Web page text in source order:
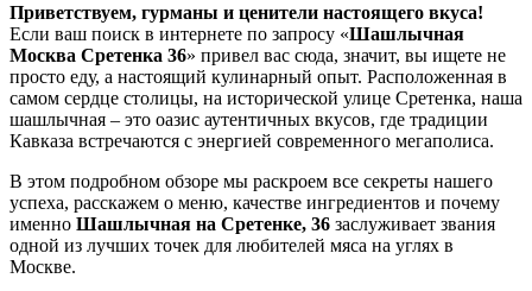
Приветствуем, гурманы и ценители настоящего вкуса!
Если ваш поиск в интернете по запросу «Шашлычная
Москва Сретенка 36» привел вас сюда, значит, вы ищете не
просто еду, а настоящий кулинарный опыт. Расположенная в
самом сердце столицы, на исторической улице Сретенка, наша
шашлычная – это оазис аутентичных вкусов, где традиции
Кавказа встречаются с энергией современного мегаполиса.
В этом подробном обзоре мы раскроем все секреты нашего
успеха, расскажем о меню, качестве ингредиентов и почему
именно Шашлычная на Сретенке, 36 заслуживает звания
одной из лучших точек для любителей мяса на углях в
Москве.